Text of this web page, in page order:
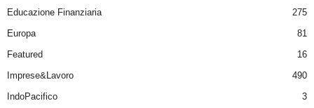
Educazione Finanziaria
275
Europa
81
Featured
16
Imprese&Lavoro
490
IndoPacifico
3